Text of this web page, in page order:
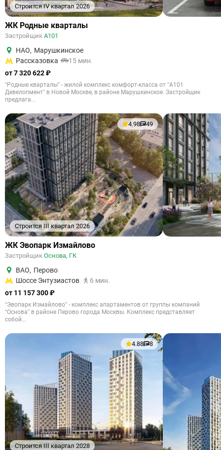
Строится IV квартал 2026
ЖК Родные кварталы
Застройщик А101
НАО, Марушкинское
Рассказовка
15 мин.
от 7 320 622 ₽
“Родные кварталы” - жилой комплекс комфорт-класса от “А101
Девелопмент” в Новой Москве, в районе Марушкинское. Застройщик
предлага...
Строится III квартал 2026
4.98 49
ЖК Эвопарк Измайлово
Застройщик Основа, ГК
ВАО, Перово
Шоссе Энтузиастов
6 мин.
от 11 157 300 ₽
“Эвопарк Измайлово” - комплекс апартаментов от группы компаний
“Основа” в районе Перово города Москвы. Комплекс представляет
собой...
Строится III квартал 2028
4.88 8